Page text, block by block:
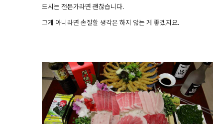
드시는 전문가라면 괜찮습니다.
그게 아니라면 손질할 생각은 하지 않는 게 좋겠지요.